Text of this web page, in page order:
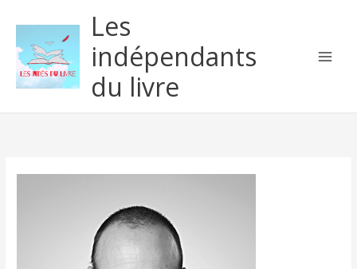
contenu
Les
indépendants
du livre